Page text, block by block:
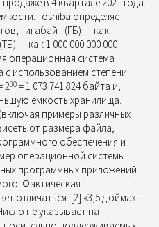
Toshiba определяет
гигабайт (ГБ) — как
— как 1 000 000 000 000
операционная система
использованием степени
230 = 1 073 741 824 байта и,
ёмкость хранилища.
примеры различных
от размера файла,
обеспечения и
операционной системы
программных приложений
Фактическая
отличаться. [2] «3,5 дюйма» —
не указывает на